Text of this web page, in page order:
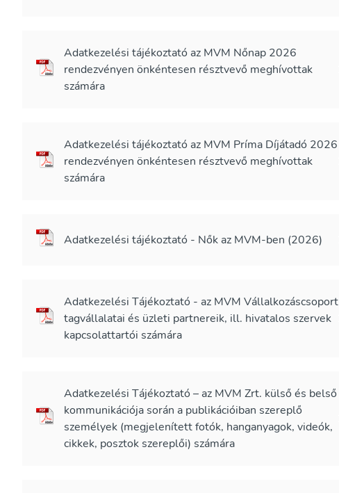
Adatkezelési tájékoztató az MVM Nőnap 2026
rendezvényen önkéntesen résztvevő meghívottak
számára
Adatkezelési tájékoztató az MVM Príma Díjátadó 2026
rendezvényen önkéntesen résztvevő meghívottak
számára
Adatkezelési tájékoztató - Nők az MVM-ben (2026)
Adatkezelési Tájékoztató - az MVM Vállalkozáscsoport
tagvállalatai és üzleti partnereik, ill. hivatalos szervek
kapcsolattartói számára
Adatkezelési Tájékoztató – az MVM Zrt. külső és belső
kommunikációja során a publikációiban szereplő
személyek (megjelenített fotók, hanganyagok, videók,
cikkek, posztok szereplői) számára